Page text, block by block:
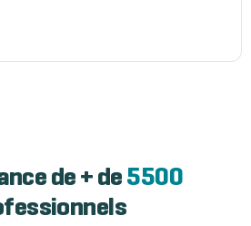
de + de 5500